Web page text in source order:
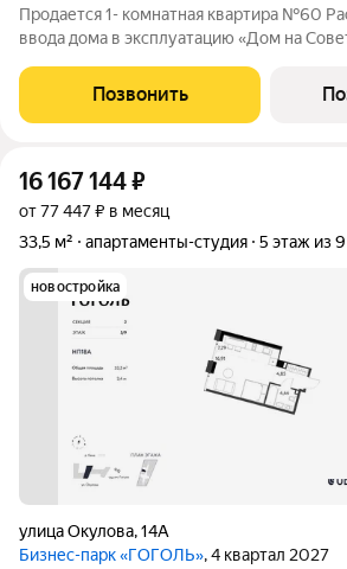
Продается 1- комнатная квартира №60
ввода дома в эксплуатацию «Дом на Советской» это
Сдача дома в этом году! Дом находится в
городской жизни! Рядом
Позвонить
16 167 144₽
от 77 447 ₽ в месяц
33,5 м²
апартаменты-студия 5 этаж из 9
новостройка
улица Окулова,14А
Бизнес-парк «ГОГОЛЬ», 4 квартал 2027